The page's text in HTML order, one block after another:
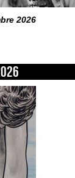
2026